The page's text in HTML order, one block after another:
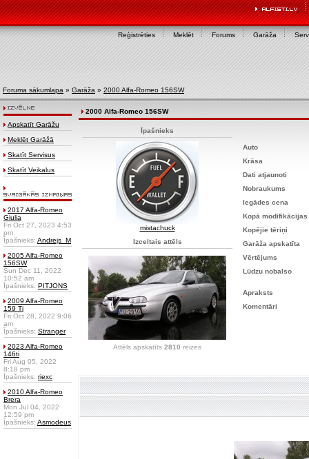
Reģistrēties Meklēt Forums Garāža
Foruma sākumlapa » Garāža » 2000 Alfa-Romeo 156SW
Apskatīt Garāžu
Meklēt Garāžā
Skatīt Servisus
Skatīt Veikalus
2017 Alfa-Romeo
Giulia
Fri Oct 27, 2023 4:53
pm
Īpašnieks: Andrejs_M
2005 Alfa-Romeo
156SW
Sun Dec 11, 2022
10:52 am
Īpašnieks: PITJONS
2009 Alfa-Romeo
159 Ti
Fri Oct 28, 2022 9:06
am
Īpašnieks: Stranger
2023 Alfa-Romeo
146ti
Fri Aug 05, 2022
8:18 pm
Īpašnieks: riexc
2010 Alfa-Romeo
Brera
Mon Jul 04, 2022
12:59 pm
Īpašnieks: Asmodeus
2000 Alfa-Romeo 156SW
Īpašnieks
mistachuck
Izceltais attēls
Attēls apskatīts 2810 reizes
Auto
Krāsa
Dati atjaunoti
Nobraukums
Iegādes cena
Kopā modifikācijas
Kopējie tēriņi
Garāža apskatīta
Vērtējums
Lūdzu nobalso
Apraksts
Komentāri